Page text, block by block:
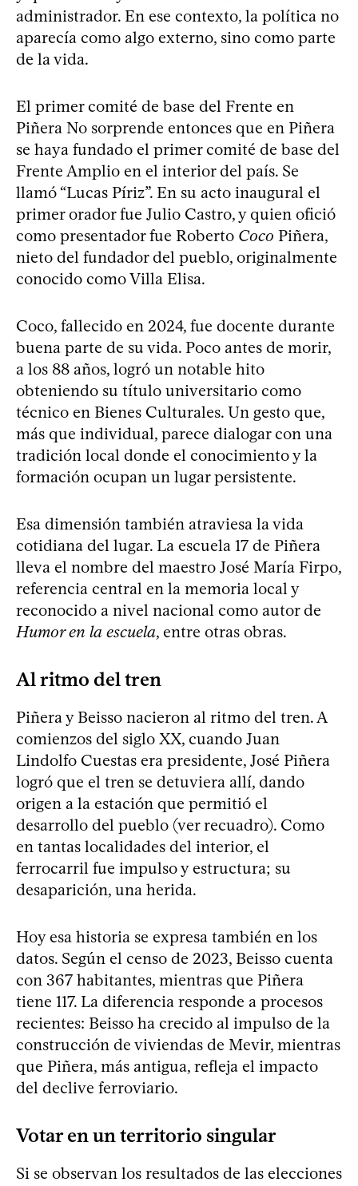
administrador. En ese contexto, la política no
aparecía como algo externo, sino como parte
de la vida.
El primer comité de base del Frente en
Piñera No sorprende entonces que en Piñera
se haya fundado el primer comité de base del
Frente Amplio en el interior del país. Se
llamó “Lucas Píriz”. En su acto inaugural el
primer orador fue Julio Castro, y quien ofició
como presentador fue Roberto Coco Piñera,
nieto del fundador del pueblo, originalmente
conocido como Villa Elisa.
Coco, fallecido en 2024, fue docente durante
buena parte de su vida. Poco antes de morir,
a los 88 años, logró un notable hito
obteniendo su título universitario como
técnico en Bienes Culturales. Un gesto que,
más que individual, parece dialogar con una
tradición local donde el conocimiento y la
formación ocupan un lugar persistente.
Esa dimensión también atraviesa la vida
cotidiana del lugar. La escuela 17 de Piñera
lleva el nombre del maestro José María Firpo,
referencia central en la memoria local y
reconocido a nivel nacional como autor de
Humor en la escuela, entre otras obras.
Al ritmo del tren
Piñera y Beisso nacieron al ritmo del tren. A
comienzos del siglo XX, cuando Juan
Lindolfo Cuestas era presidente, José Piñera
logró que el tren se detuviera allí, dando
origen a la estación que permitió el
desarrollo del pueblo (ver recuadro). Como
en tantas localidades del interior, el
ferrocarril fue impulso y estructura; su
desaparición, una herida.
Hoy esa historia se expresa también en los
datos. Según el censo de 2023, Beisso cuenta
con 367 habitantes, mientras que Piñera
tiene 117. La diferencia responde a procesos
recientes: Beisso ha crecido al impulso de la
construcción de viviendas de Mevir, mientras
que Piñera, más antigua, refleja el impacto
del declive ferroviario.
Votar en un territorio singular
Si se observan los resultados de las elecciones